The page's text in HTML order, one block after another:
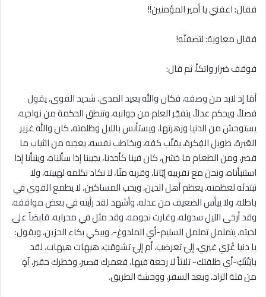
فقال: اعفني يا أمير المؤمنين!!
فقال معاوية: لتصفنّه!
فوقف ضرار واتكأ، ثم قال:
أمَا إذ ﻻبد من وصفه، فكان والله بعيد المدى، شديد القوى، يقول
فصلاً، ويحكم عدلاً، يتفجّر العلم من جوانبه، وتنطق الحكمة من نواحيه،
يستوحش من الدنيا وزهرتها، ويستأنس بالليل وظلمته، كان والله غزير
العَبرة، طويل الفِكرة، يقلّب كفه، ويخاطب نفسه، يعجبه من الثياب ما
قصر، ومن الطعام ما خشن، كان فينا كأحدنا، يجيبنا إذا سألناه، وينبأنا إذا
استنبأناه، ونحن مع تقريبه إيّانا، وقربه منّا، لا نكاد نكلمه لهيبته، ولا
نبتدئه لعظمته، يعظم أهل الدين، ويحب المساكين، ﻻ يطمع القوي في
باطله، وﻻ ييأس الضعيف من عدله، وأشهد لقد رأيته في بعض مواقفه،
وقد أرخى الليل سدوله، وغارت نجومه، وقد مثل في محرابه، قابضاً على
لحيته، يتململ تململ السليم-أي الملدوغ-، ويبكي بكاء الحزين، ويقول:
يا دنيا غُرّي غيري، إليّ تعرضتِ، أم إليّ تشوقتِ، هيهات هيهات، لقد
بايَنْتُكِ-أي طلقتك- ثلاثاً ﻻ رجعة فيها، فعمرك قصير، وخطرك حقير، آهٍ
من قلة الزاد، وبعد السفر، ووحشة الطريق.